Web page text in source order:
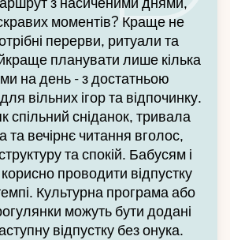
моментів? Краще не
перерви, ритуали та
планувати лише кілька
на день - з достатньою
вільних ігор та відпочинку.
спільний сніданок, тривала
та вечірнє читання вголос,
та спокій. Бабусям і
проводити відпустку
Культурна програма або
можуть бути додані
відпустку без онука.